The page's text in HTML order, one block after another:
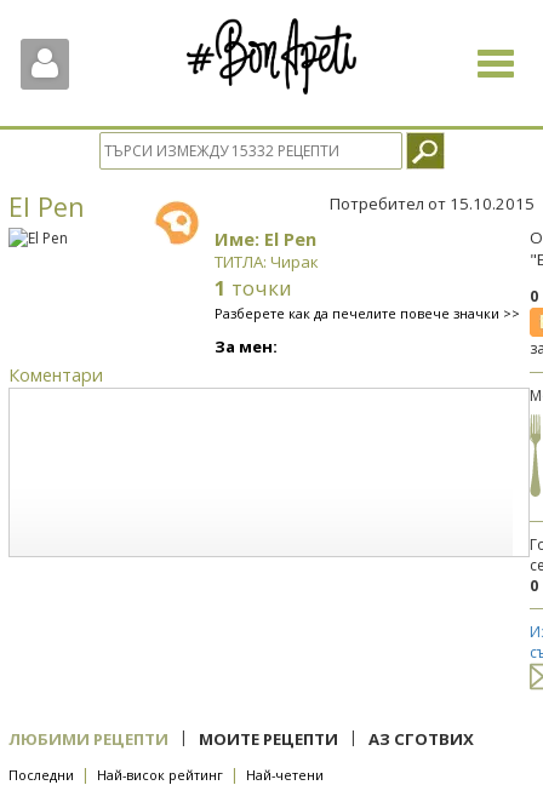
Toggle
El Pen Потребител от 15.10.2015
Име: El Pen
ТИТЛА: Чирак
1 точки
Разберете как да печелите повече значки >>
За мен:
Коментари
0
ЛЮБИМИ РЕЦЕПТИ | МОИТЕ РЕЦЕПТИ | АЗ СГОТВИХ
Последни | Най-висок рейтинг | Най-четени